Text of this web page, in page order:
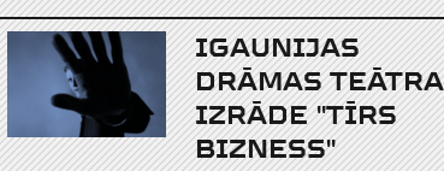
IGAUNIJAS
DRĀMAS TEĀTRA
IZRĀDE "TĪRS
BIZNESS"